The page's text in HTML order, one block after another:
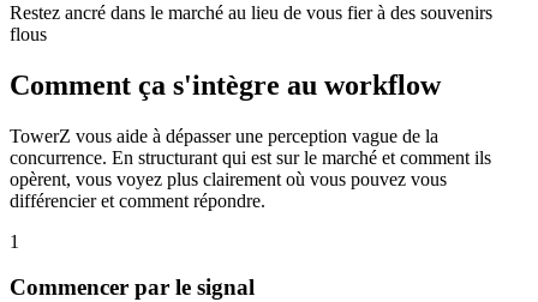
Restez ancré dans le marché au lieu de vous fier à des souvenirs
flous
Comment ça s'intègre au workflow
TowerZ vous aide à dépasser une perception vague de la
concurrence. En structurant qui est sur le marché et comment ils
opèrent, vous voyez plus clairement où vous pouvez vous
différencier et comment répondre.
1
Commencer par le signal